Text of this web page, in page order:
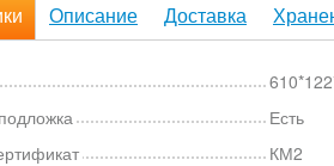
Описание Доставка
Есть
КМ2